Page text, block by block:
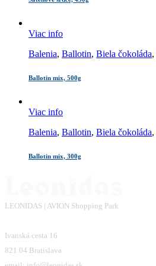
Viac info
Balenia, Ballotin, Biela čokoláda,
Ballotin mix, 500g
Viac info
Balenia, Ballotin, Biela čokoláda,
Ballotin mix, 300g
LEONIDAS | AVION Shopping Park
Ivanská cesta 16
821 04 Bratislava